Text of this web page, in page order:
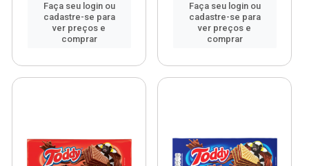
Faça seu login ou
cadastre-se para
ver preços e
comprar
Faça seu login ou
cadastre-se para
ver preços e
comprar